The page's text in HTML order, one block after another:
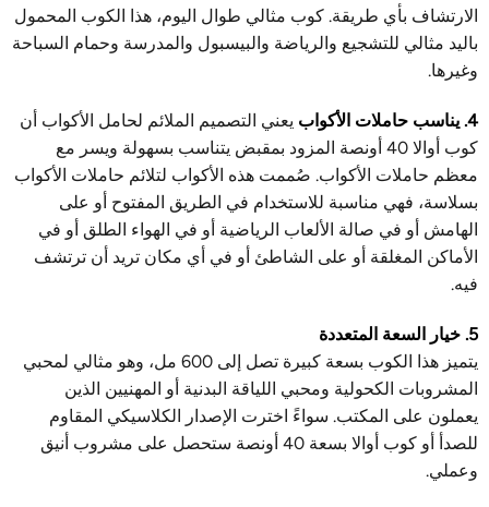
الارتشاف بأي طريقة. كوب مثالي طوال اليوم، هذا الكوب المحمول
باليد مثالي للتشجيع والرياضة والبيسبول والمدرسة وحمام السباحة
وغيرها.
4. يناسب حاملات الأكواب
يعني التصميم الملائم لحامل الأكواب أن
كوب أوالا 40 أونصة المزود بمقبض يتناسب بسهولة ويسر مع
معظم حاملات الأكواب. صُممت هذه الأكواب لتلائم حاملات الأكواب
بسلاسة، فهي مناسبة للاستخدام في الطريق المفتوح أو على
الهامش أو في صالة الألعاب الرياضية أو في الهواء الطلق أو في
الأماكن المغلقة أو على الشاطئ أو في أي مكان تريد أن ترتشف
فيه.
5. خيار السعة المتعددة
يتميز هذا الكوب بسعة كبيرة تصل إلى 600 مل، وهو مثالي لمحبي
المشروبات الكحولية ومحبي اللياقة البدنية أو المهنيين الذين
يعملون على المكتب. سواءً اخترت الإصدار الكلاسيكي المقاوم
للصدأ أو كوب أوالا بسعة 40 أونصة ستحصل على مشروب أنيق
وعملي.